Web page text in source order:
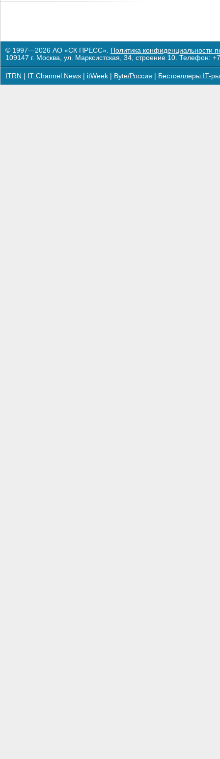
© 1997—2026 АО «СК ПРЕСС». Политика конфиденциальности
109147 г. Москва, ул. Марксистская, 34, строение 10. Телефон:
ITRN IT Channel News itWeek Byte/Россия Бестселлеры IT-